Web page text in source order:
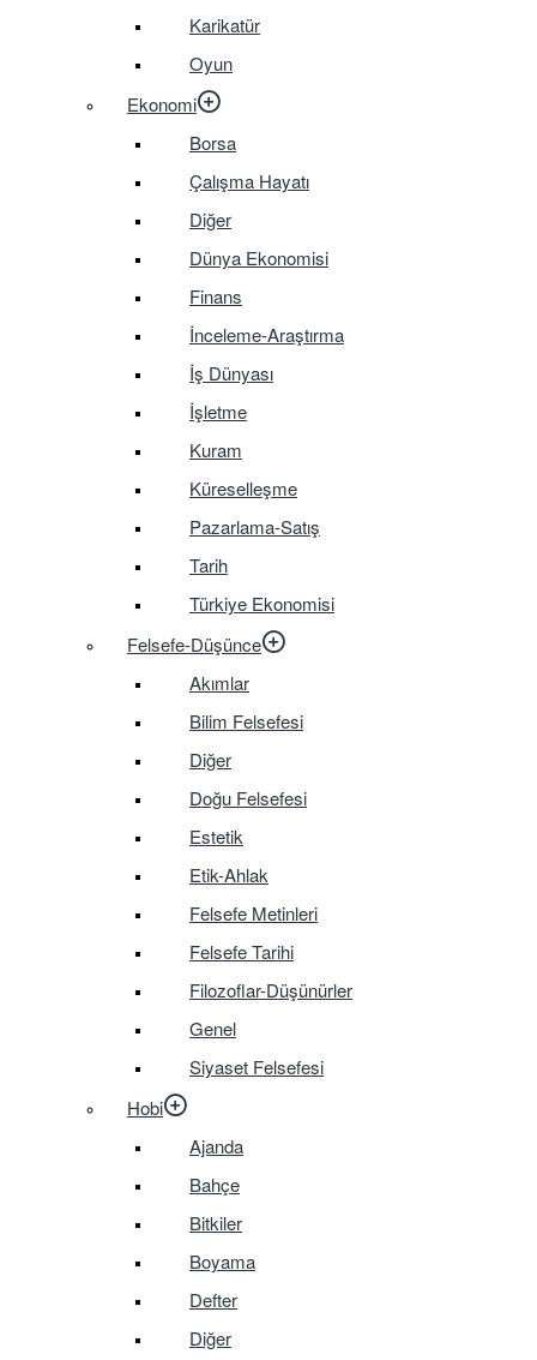
Karikatür
Oyun
Ekonomi
Borsa
Çalışma Hayatı
Diğer
Dünya Ekonomisi
Finans
İnceleme-Araştırma
İş Dünyası
İşletme
Kuram
Küreselleşme
Pazarlama-Satış
Tarih
Türkiye Ekonomisi
Felsefe-Düşünce
Akımlar
Bilim Felsefesi
Diğer
Doğu Felsefesi
Estetik
Etik-Ahlak
Felsefe Metinleri
Felsefe Tarihi
Filozoflar-Düşünürler
Genel
Siyaset Felsefesi
Hobi
Ajanda
Bahçe
Bitkiler
Boyama
Defter
Diğer